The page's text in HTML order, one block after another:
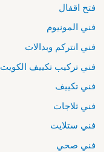
فتح اقفال
فني المونيوم
فني انتركم وبدالات
فني تركيب تكييف الكويت
فني تكييف
فني ثلاجات
فني ستلايت
فني صحي